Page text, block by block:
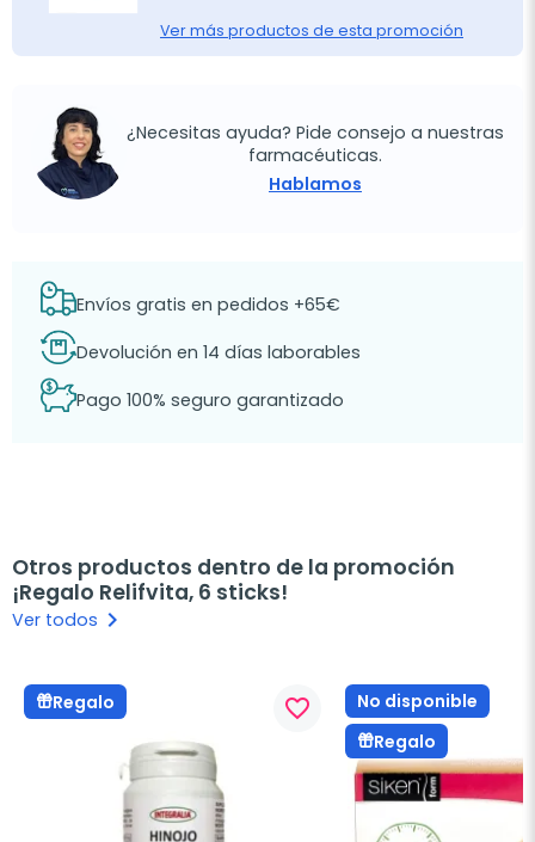
Ver más productos de esta promoción
¿Necesitas ayuda? Pide consejo a nuestras
farmacéuticas.
Hablamos
Envíos gratis en pedidos +65€
Devolución en 14 días laborables
Pago 100% seguro garantizado
Otros productos dentro de la promoción
¡Regalo Relifvita, 6 sticks!
Ver todos keyboard_arrow_right
Regalo favorite_border
No disponible
Regalo